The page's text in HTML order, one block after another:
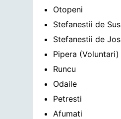
Otopeni
Stefanestii de Sus
Stefanestii de Jos
Pipera (Voluntari)
Runcu
Odaile
Petresti
Afumati